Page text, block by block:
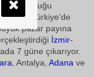
ve sunduğu
ile Türkiye'de
pazar payına
İzmir-
7 güne çıkarıyor.
, Antalya, Adana ve